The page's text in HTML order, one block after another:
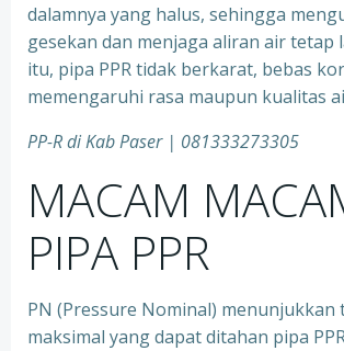
dalamnya yang halus, sehingga
gesekan dan menjaga aliran air tetap
itu, pipa PPR tidak berkarat, bebas
memengaruhi rasa maupun kualitas
PP-R di Kab Paser | 081333273305
MACAM
PIPA PPR
PN (Pressure Nominal) menunjukkan
maksimal yang dapat ditahan pipa